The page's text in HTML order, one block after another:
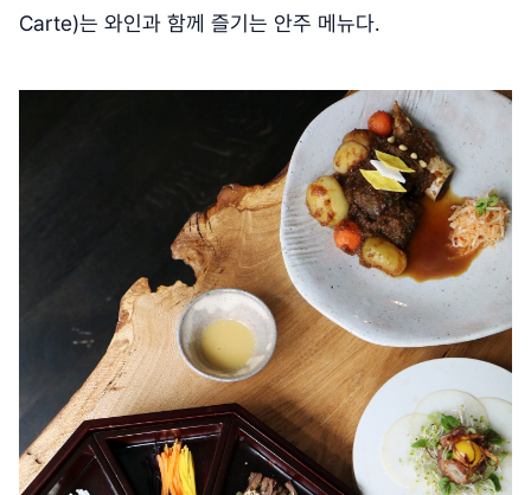
Carte)는 와인과 함께 즐기는 안주 메뉴다.